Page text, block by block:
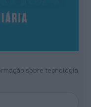
sobre tecnologia